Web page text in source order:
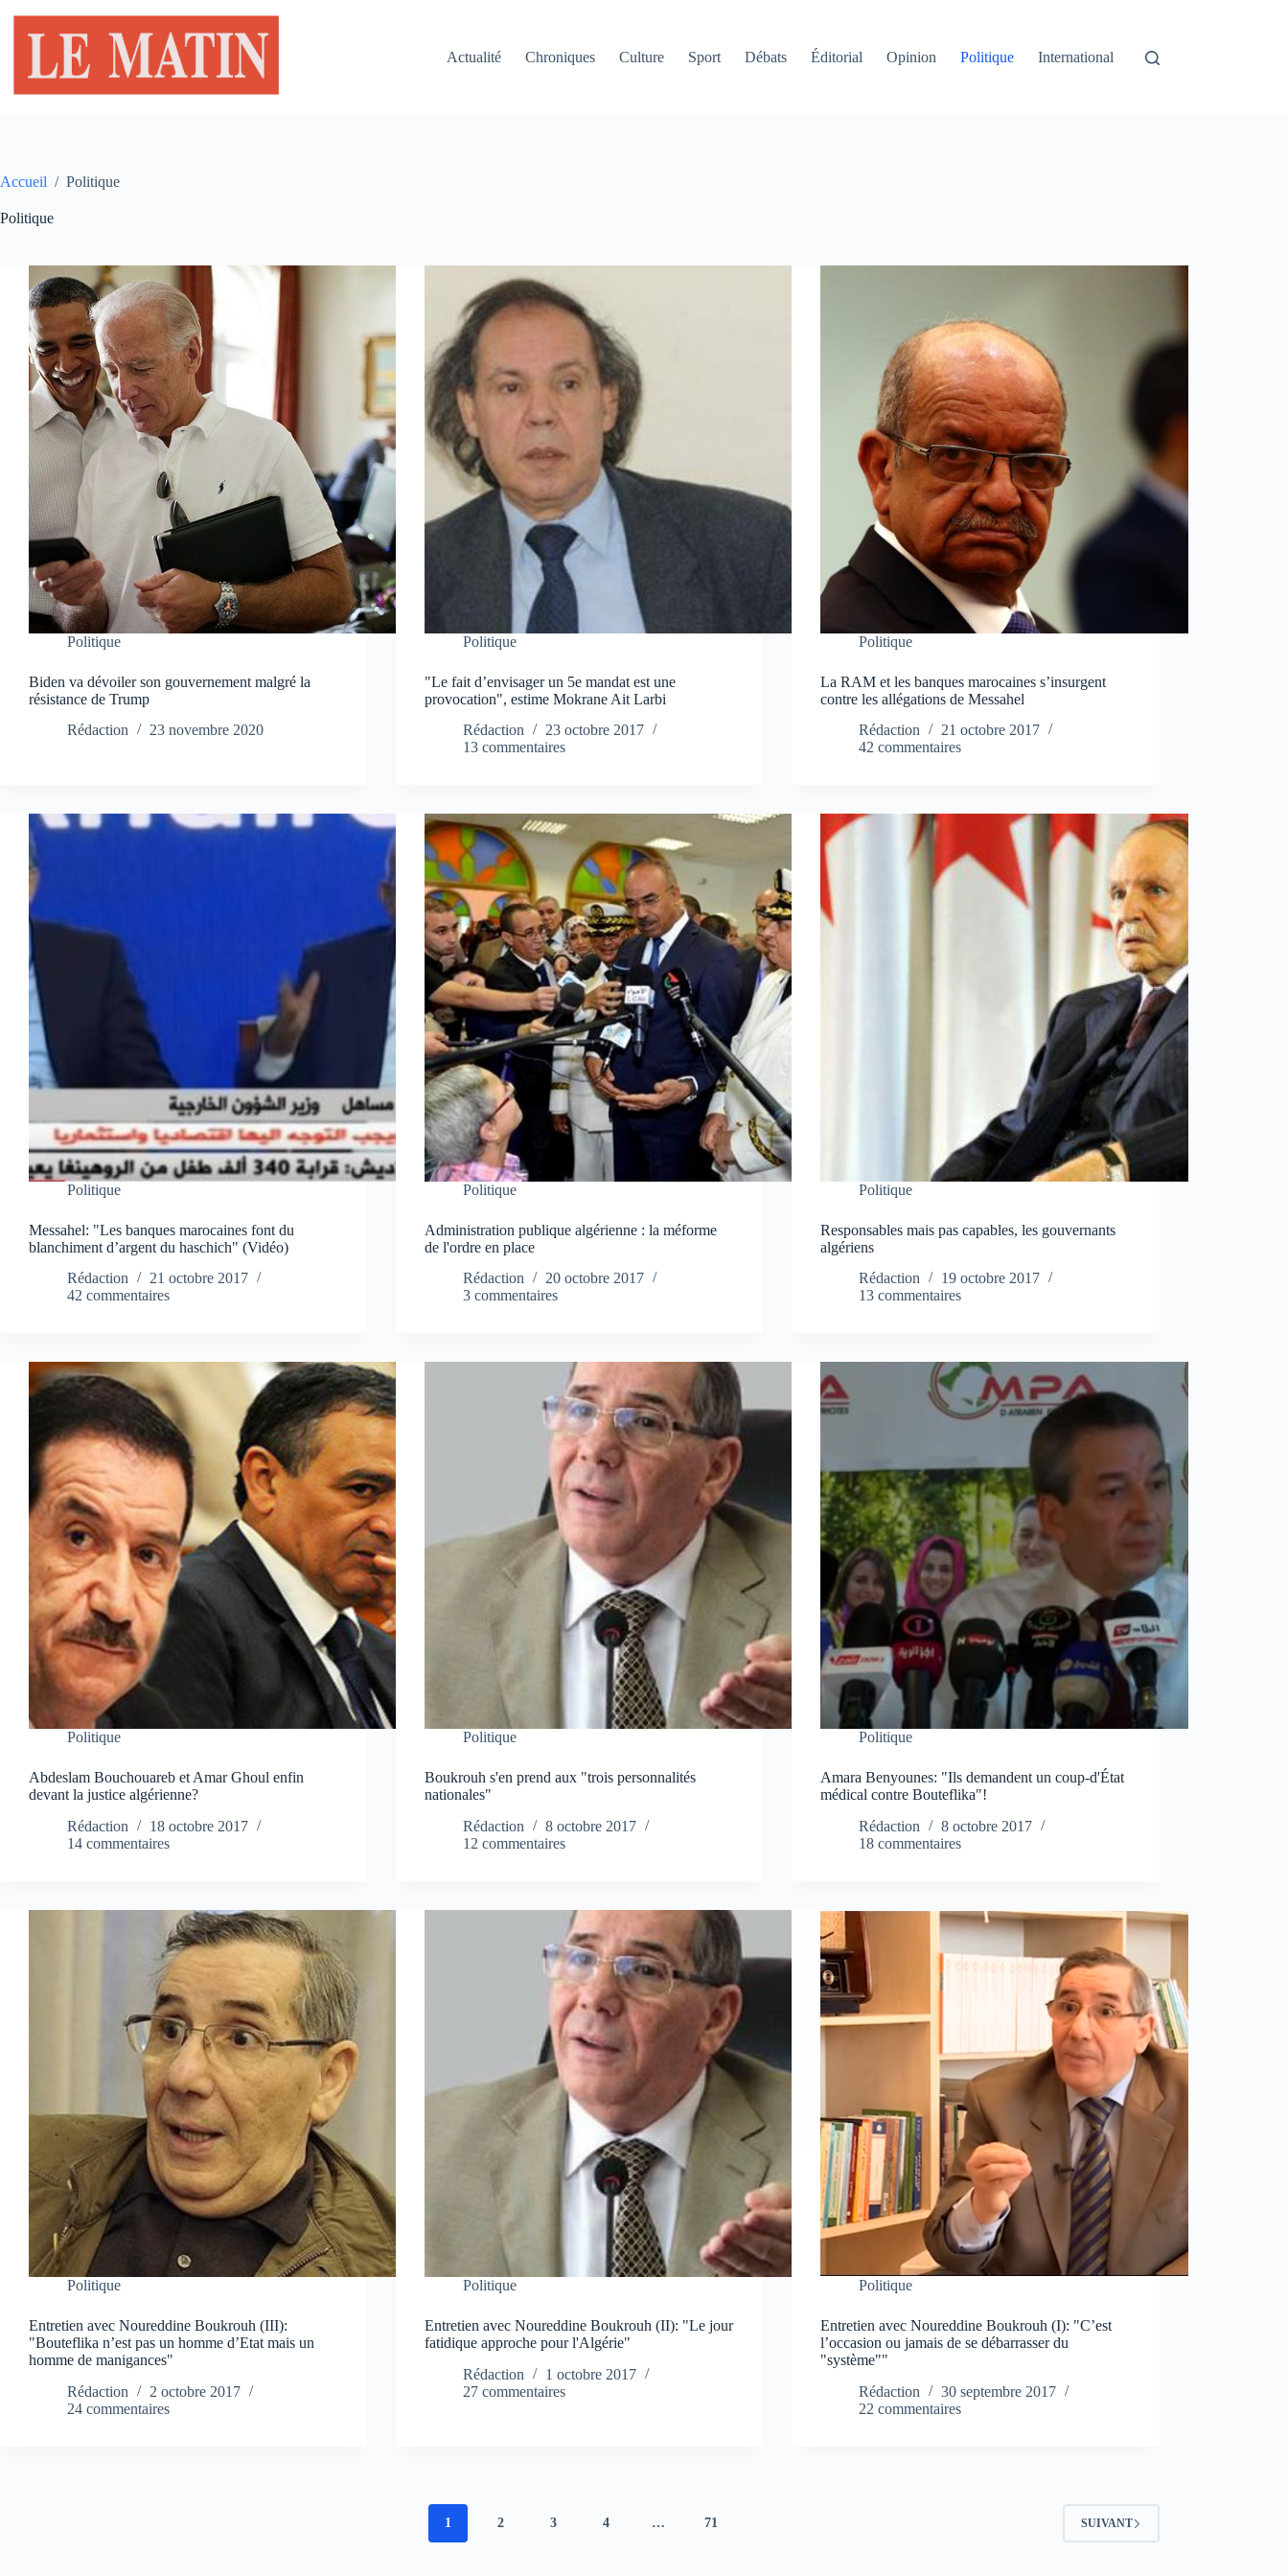
contenu
Actualité
Chroniques Culture Sport Débats Éditorial Opinion Politique International
Accueil / Politique
Politique
Politique
Biden va dévoiler son gouvernement malgré la
résistance de Trump
Rédaction
23 novembre 2020
Politique
"Le fait d’envisager un 5e mandat est une
provocation", estime Mokrane Ait Larbi
Rédaction
23 octobre 2017
13 commentaires
Politique
La RAM et les banques marocaines s’insurgent
contre les allégations de Messahel
Rédaction
21 octobre 2017
42 commentaires
Politique
Messahel: "Les banques marocaines font du
blanchiment d’argent du haschich" (Vidéo)
Rédaction
21 octobre 2017
42 commentaires
Politique
Administration publique algérienne : la méforme
de l'ordre en place
Rédaction
20 octobre 2017
3 commentaires
Politique
Responsables mais pas capables, les gouvernants
algériens
Rédaction
19 octobre 2017
13 commentaires
Politique
Abdeslam Bouchouareb et Amar Ghoul enfin
devant la justice algérienne?
Rédaction
18 octobre 2017
14 commentaires
Politique
Boukrouh s'en prend aux "trois personnalités
nationales"
Rédaction
8 octobre 2017
12 commentaires
Politique
Amara Benyounes: "Ils demandent un coup-d'État
médical contre Bouteflika"!
Rédaction
8 octobre 2017
18 commentaires
Politique
Entretien avec Noureddine Boukrouh (III):
"Bouteflika n’est pas un homme d’Etat mais un
homme de manigances"
Rédaction
2 octobre 2017
24 commentaires
Politique
Entretien avec Noureddine Boukrouh (II): "Le jour
fatidique approche pour l'Algérie"
Rédaction
1 octobre 2017
27 commentaires
Politique
Entretien avec Noureddine Boukrouh (I): "C’est
l’occasion ou jamais de se débarrasser du
"système""
Rédaction
30 septembre 2017
22 commentaires
1 2 3 4 … 71 SUIVANT